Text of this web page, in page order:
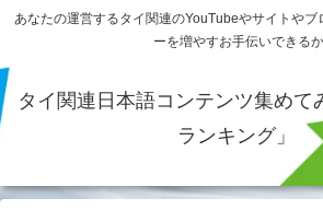
あなたの運営するタイ関連のYouTubeやサイトやブ
ーを増やすお手伝いできる
タイ関連日本語コンテンツ集めて
ランキング」